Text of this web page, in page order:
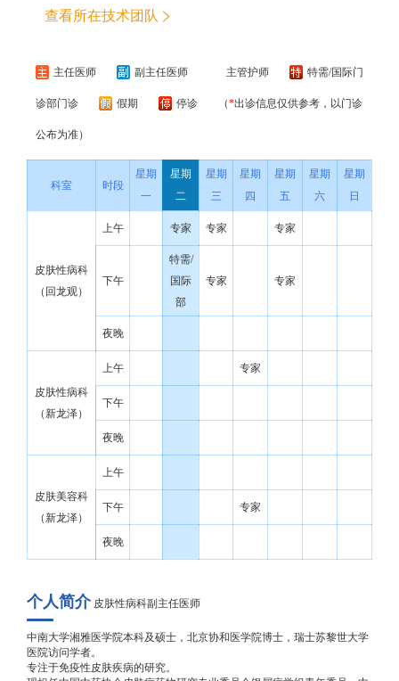
查看所在技术团队
主任医师 副主任医师 主管护师 特需/国际门
诊部门诊 假期 停诊 （*出诊信息仅供参考，以门诊
公布为准）
科室 时段
星期
一
星期
二
星期
三
星期
四
星期
五
星期
六
星期
日
皮肤性病科
（回龙观）
上午 专家 专家 专家
下午
特需/
国际
部
专家 专家
夜晚
皮肤性病科
（新龙泽）
上午 专家
下午
夜晚
皮肤美容科
（新龙泽）
上午
下午 专家
夜晚
个人简介 皮肤性病科副主任医师
中南大学湘雅医学院本科及硕士，北京协和医学院博士，瑞士苏黎世大学
医院访问学者。
专注于免疫性皮肤疾病的研究。